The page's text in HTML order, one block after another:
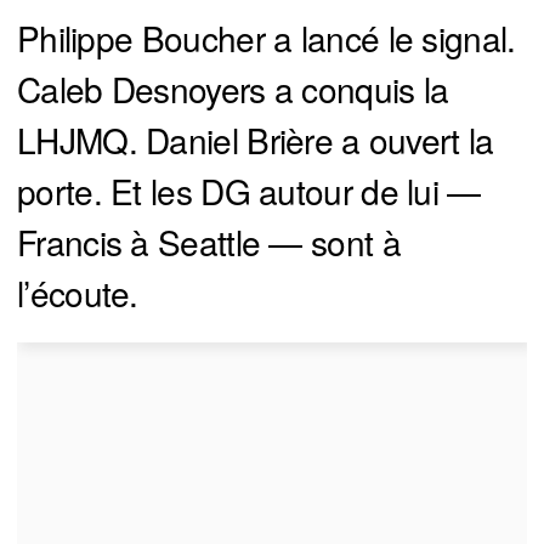
Philippe Boucher a lancé le signal.
Caleb Desnoyers a conquis la
LHJMQ. Daniel Brière a ouvert la
porte. Et les DG autour de lui —
Francis à Seattle — sont à
l’écoute.